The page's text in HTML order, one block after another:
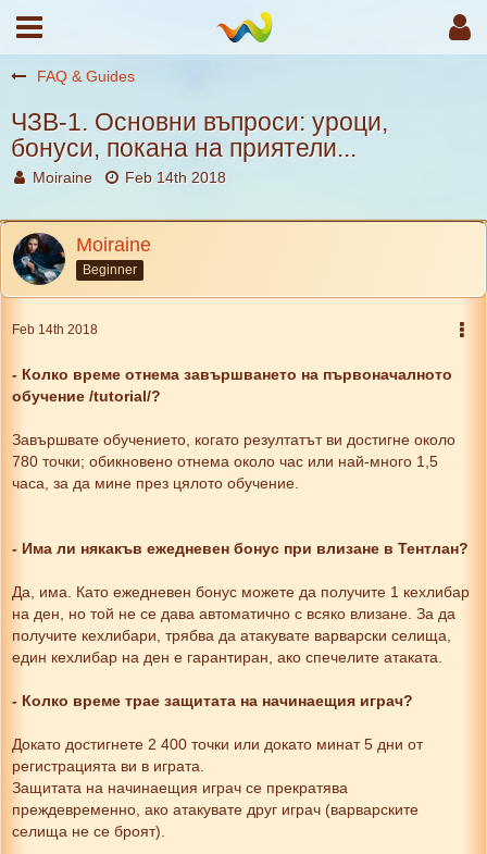
FAQ & Guides
ЧЗВ-1. Основни въпроси: уроци,
бонуси, покана на приятели...
Moiraine Feb 14th 2018
Moiraine
Beginner
Feb 14th 2018
- Колко време отнема завършването на първоначалното
обучение /tutorial/?
Завършвате обучението, когато резултатът ви достигне около
780 точки; обикновено отнема около час или най-много 1,5
часа, за да мине през цялото обучение.
- Има ли някакъв ежедневен бонус при влизане в Тентлан?
Да, има. Като ежедневен бонус можете да получите 1 кехлибар
на ден, но той не се дава автоматично с всяко влизане. За да
получите кехлибари, трябва да атакувате варварски селища,
един кехлибар на ден е гарантиран, ако спечелите атаката.
- Колко време трае защитата на начинаещия играч?
Докато достигнете 2 400 точки или докато минат 5 дни от
регистрацията ви в играта.
Защитата на начинаещия играч се прекратява
преждевременно, ако атакувате друг играч (варварските
селища не се броят).